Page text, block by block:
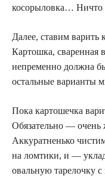
косорыловка… Ничто
Далее, ставим
Картошка, сваренная
непременно должна
остальные варианты
Пока картошечка
Обязательно — очень
Аккуратненько
на ломтики, и —
овальную тарелочку